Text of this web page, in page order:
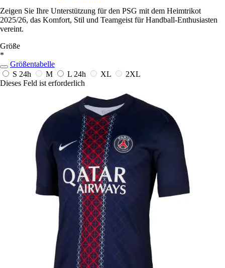
Zeigen Sie Ihre Unterstützung für den PSG mit dem Heimtrikot
2025/26, das Komfort, Stil und Teamgeist für Handball-Enthusiasten
vereint.
Größe
*
Größentabelle
S 24h M L 24h XL
2XL
Dieses Feld ist erforderlich